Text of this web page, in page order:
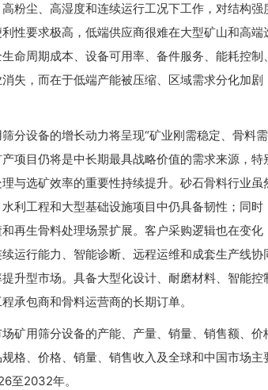
粉尘、高湿度和连续运行工况下工作，对结构强
性要求极高，低端供应商很难在大型矿山和高
命周期成本、设备可用率、备件服务、能耗控
失，而在于低端产能被压缩、区域需求分化加
分设备的增长动力将呈现“矿业刚需稳定、骨料
项目仍将是中长期最具战略价值的需求来源，
与选矿效率的重要性持续提升。砂石骨料行业
利工程和大型基础设施项目中仍具备韧性；同
再生骨料处理场景扩展。客户采购逻辑也在变
运行能力、智能诊断、远程运维和成套生产线
升型市场。具备大型化设计、耐磨材料、智能
承包商和骨料运营商的长期订单。
矿用筛分设备的产能、产量、销量、销售额、
格、价格、销量、销售收入及全球和中国市场
至2032年。